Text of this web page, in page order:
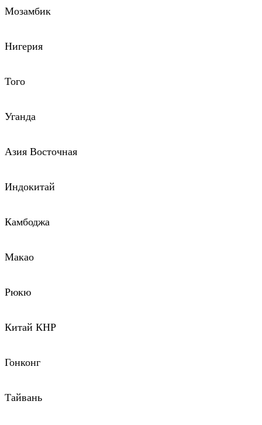
Мозамбик
Нигерия
Того
Уганда
Азия Восточная
Индокитай
Камбоджа
Макао
Рюкю
Китай КНР
Гонконг
Тайвань